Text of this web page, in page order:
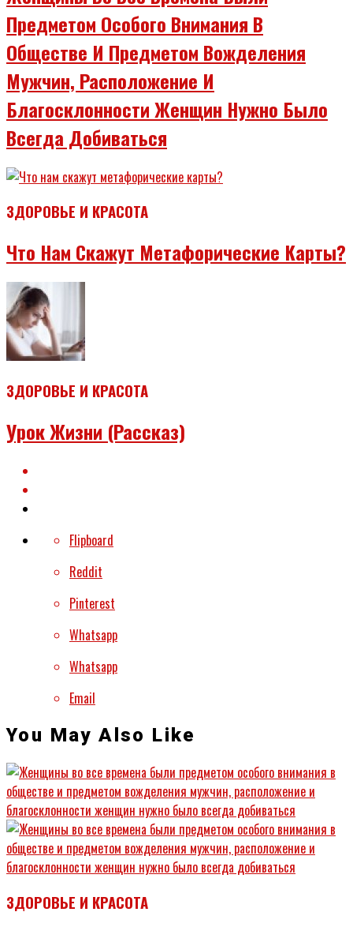
Предметом Особого Внимания В
Обществе И Предметом Вожделения
Мужчин, Расположение И
Благосклонности Женщин Нужно Было
Всегда Добиваться
ЗДОРОВЬЕ И КРАСОТА
Что Нам Скажут Метафорические Карты?
ЗДОРОВЬЕ И КРАСОТА
Урок Жизни (рассказ)
Flipboard
Reddit
Pinterest
Whatsapp
Whatsapp
Email
You May Also Like
ЗДОРОВЬЕ И КРАСОТА